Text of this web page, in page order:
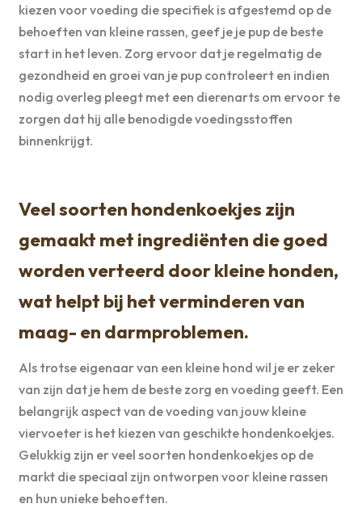
kiezen voor voeding die specifiek is afgestemd op de
behoeften van kleine rassen, geef je je pup de beste
start in het leven. Zorg ervoor dat je regelmatig de
gezondheid en groei van je pup controleert en indien
nodig overleg pleegt met een dierenarts om ervoor te
zorgen dat hij alle benodigde voedingsstoffen
binnenkrijgt.
Veel soorten hondenkoekjes zijn
gemaakt met ingrediënten die goed
worden verteerd door kleine honden,
wat helpt bij het verminderen van
maag- en darmproblemen.
Als trotse eigenaar van een kleine hond wil je er zeker
van zijn dat je hem de beste zorg en voeding geeft. Een
belangrijk aspect van de voeding van jouw kleine
viervoeter is het kiezen van geschikte hondenkoekjes.
Gelukkig zijn er veel soorten hondenkoekjes op de
markt die speciaal zijn ontworpen voor kleine rassen
en hun unieke behoeften.